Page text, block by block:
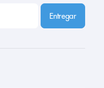
Entregar